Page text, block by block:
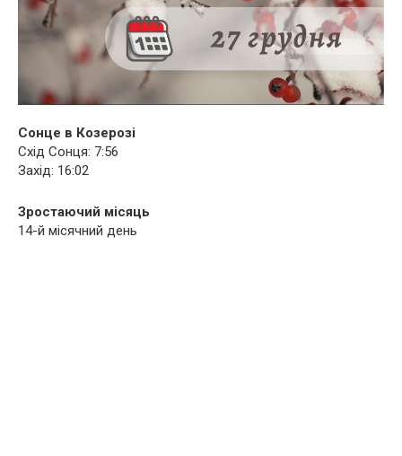
Сонце в Козерозі
Схід Сонця: 7:56
Захід: 16:02
Зростаючий місяць
14-й місячний день